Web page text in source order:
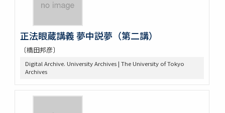
正法眼蔵講義 夢中説夢（第二講）
〔橋田邦彦〕
Digital Archive. University Archives | The University of Tokyo
Archives